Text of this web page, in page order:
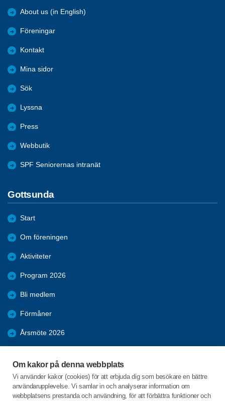
Om kakor på denna webbplats
Vi använder kakor (cookies) för att erbjuda dig som besökare en bättre
användarupplevelse. Vi samlar in och analyserar information om
webbplatsens prestanda och användning, för att förbättra funktioner och
About us (in English)
Föreningar
Kontakt
Mina sidor
Sök
Lyssna
Press
Webbutik
SPF Seniorernas intranät
Gottsunda
Start
Om föreningen
Aktiviteter
Program 2026
Bli medlem
Förmåner
Årsmöte 2026
Bildgalleri
Nyheter